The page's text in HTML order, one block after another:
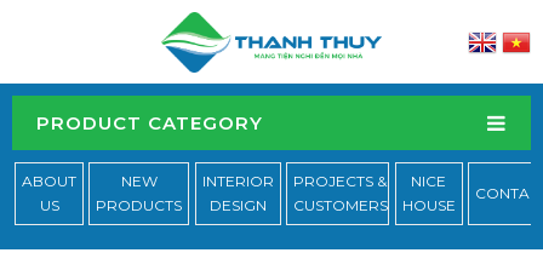
PRODUCT CATEGORY
ABOUT
US
NEW
PRODUCTS
INTERIOR
DESIGN
PROJECTS &
CUSTOMERS
NICE
HOUSE